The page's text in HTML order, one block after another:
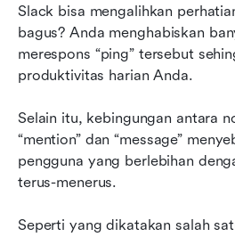
Slack bisa mengalihkan
bagus? Anda menghabiskan
merespons “ping” tersebut
produktivitas harian Anda.
Selain itu, kebingungan antara
“mention” dan “message”
pengguna yang berlebihan
terus-menerus.
Seperti yang dikatakan salah